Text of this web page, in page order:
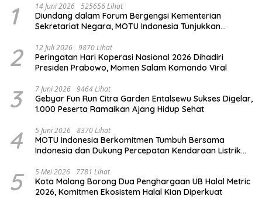
1 14 Juni 2026 525656 Lihat
Diundang dalam Forum Bergengsi Kementerian
Sekretariat Negara, MOTU Indonesia Tunjukkan
2 12 Juli 2026 9870 Lihat
Peringatan Hari Koperasi Nasional 2026 Dihadiri
Presiden Prabowo, Momen Salam Komando Viral
3 7 Juni 2026 9464 Lihat
Gebyar Fun Run Citra Garden Entalsewu Sukses Digelar,
1.000 Peserta Ramaikan Ajang Hidup Sehat
4 5 Juni 2026 8370 Lihat
MOTU Indonesia Berkomitmen Tumbuh Bersama
Indonesia dan Dukung Percepatan Kendaraan Listrik
5 5 Mei 2026 7781 Lihat
Kota Malang Borong Dua Penghargaan UB Halal Metric
2026, Komitmen Ekosistem Halal Kian Diperkuat